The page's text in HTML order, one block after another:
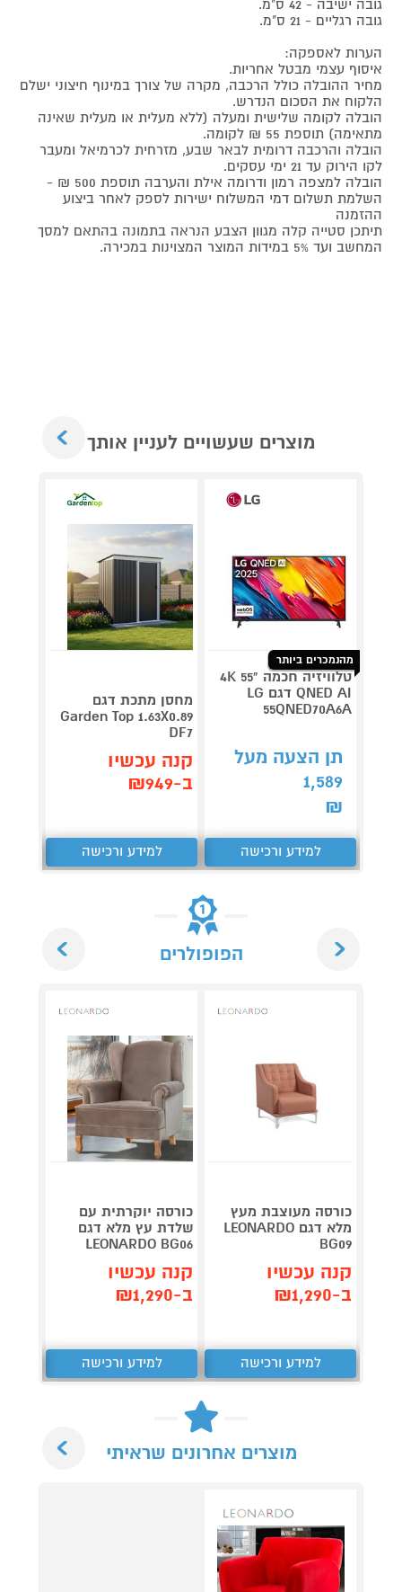
גובה ישיבה - 42 ס"מ.
גובה רגליים - 21 ס"מ.
הערות לאספקה:
איסוף עצמי מבטל אחריות.
מחיר ההובלה כולל הרכבה, מקרה של צורך במינוף חיצוני ישלם
הלקוח את הסכום הנדרש.
הובלה לקומה שלישית ומעלה (ללא מעלית או מעלית שאינה
מתאימה) תוספת 55 ₪ לקומה.
הובלה והרכבה דרומית לבאר שבע, מזרחית לכרמיאל ומעבר
לקו הירוק עד 21 ימי עסקים.
הובלה למצפה רמון ודרומה אילת והערבה תוספת 500 ₪ -
השלמת תשלום דמי המשלוח ישירות לספק לאחר ביצוע
ההזמנה
תיתכן סטייה קלה מגוון הצבע הנראה בתמונה בהתאם למסך
המחשב ועד 5% במידות המוצר המצוינות במכירה.
מוצרים שעשויים לעניין אותך
מהנמכרים ביותר
טלוויזיה חכמה "55 4K
QNED AI דגם LG
55QNED70A6A
תן הצעה מעל
1,589
₪
למידע ורכישה
מחסן מתכת דגם
Garden Top 1.63X0.89
DF7
קנה עכשיו
ב-₪949
למידע ורכישה
הפופולרים
כורסה מעוצבת מעץ
מלא דגם LEONARDO
BG09
קנה עכשיו
ב-₪1,290
למידע ורכישה
כורסה יוקרתית עם
שלדת עץ מלא דגם
LEONARDO BG06
קנה עכשיו
ב-₪1,290
למידע ורכישה
מוצרים אחרונים שראיתי